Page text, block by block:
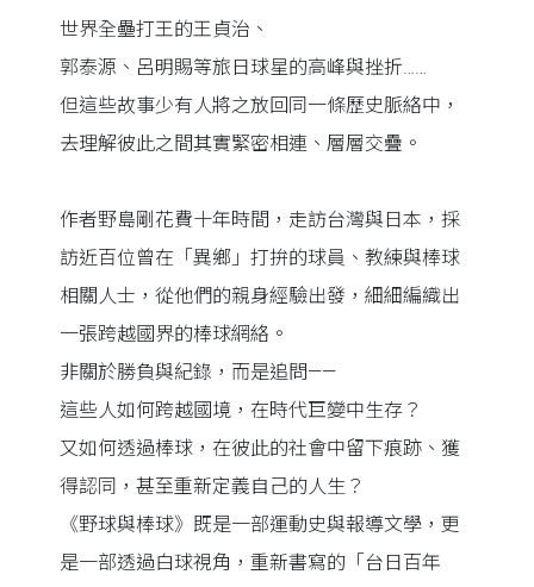
世界全壘打王的王貞治、
郭泰源、呂明賜等旅日球星的高峰與挫折……
但這些故事少有人將之放回同一條歷史脈絡中，
去理解彼此之間其實緊密相連、層層交疊。
作者野島剛花費十年時間，走訪台灣與日本，採
訪近百位曾在「異鄉」打拚的球員、教練與棒球
相關人士，從他們的親身經驗出發，細細編織出
一張跨越國界的棒球網絡。
非關於勝負與紀錄，而是追問——
這些人如何跨越國境，在時代巨變中生存？
又如何透過棒球，在彼此的社會中留下痕跡、獲
得認同，甚至重新定義自己的人生？
《野球與棒球》既是一部運動史與報導文學，更
是一部透過白球視角，重新書寫的「台日百年